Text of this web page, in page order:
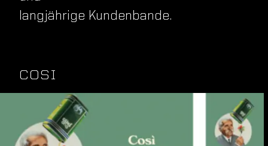
langjährige Kundenbande.
COSI